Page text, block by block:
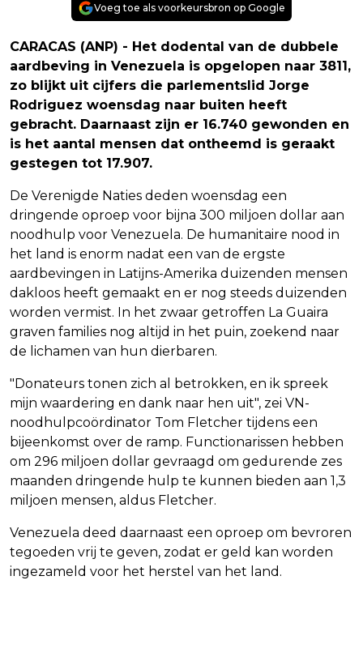
Voeg toe als voorkeursbron op Google
CARACAS (ANP) - Het dodental van de dubbele
aardbeving in Venezuela is opgelopen naar 3811,
zo blijkt uit cijfers die parlementslid Jorge
Rodriguez woensdag naar buiten heeft
gebracht. Daarnaast zijn er 16.740 gewonden en
is het aantal mensen dat ontheemd is geraakt
gestegen tot 17.907.
De Verenigde Naties deden woensdag een
dringende oproep voor bijna 300 miljoen dollar aan
noodhulp voor Venezuela. De humanitaire nood in
het land is enorm nadat een van de ergste
aardbevingen in Latijns-Amerika duizenden mensen
dakloos heeft gemaakt en er nog steeds duizenden
worden vermist. In het zwaar getroffen La Guaira
graven families nog altijd in het puin, zoekend naar
de lichamen van hun dierbaren.
"Donateurs tonen zich al betrokken, en ik spreek
mijn waardering en dank naar hen uit", zei VN-
noodhulpcoördinator Tom Fletcher tijdens een
bijeenkomst over de ramp. Functionarissen hebben
om 296 miljoen dollar gevraagd om gedurende zes
maanden dringende hulp te kunnen bieden aan 1,3
miljoen mensen, aldus Fletcher.
Venezuela deed daarnaast een oproep om bevroren
tegoeden vrij te geven, zodat er geld kan worden
ingezameld voor het herstel van het land.